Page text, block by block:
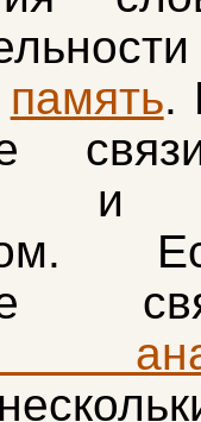
память.
и